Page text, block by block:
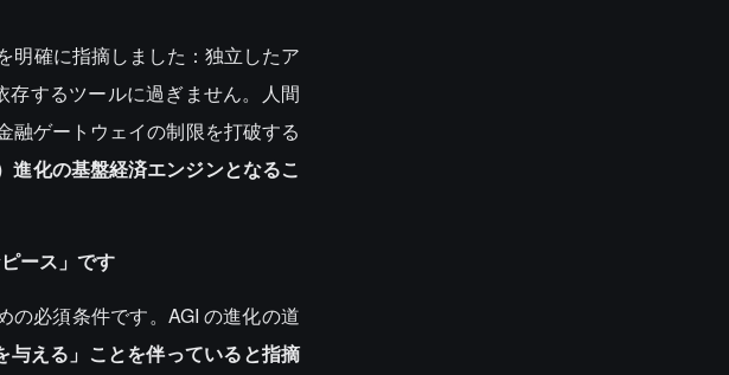
明確に指摘しました：独立したア
するツールに過ぎません。人間
融ゲートウェイの制限を打破する
進化の基盤経済エンジンとなるこ
ース」です
の必須条件です。AGI の進化の道
える」ことを伴っていると指摘